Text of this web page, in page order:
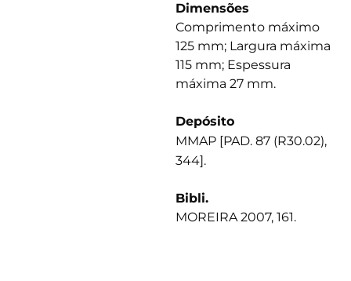
Dimensões
Comprimento máximo
125 mm; Largura máxima
115 mm; Espessura
máxima 27 mm.
Depósito
MMAP [PAD. 87 (R30.02),
344].
Bibli.
MOREIRA 2007, 161.